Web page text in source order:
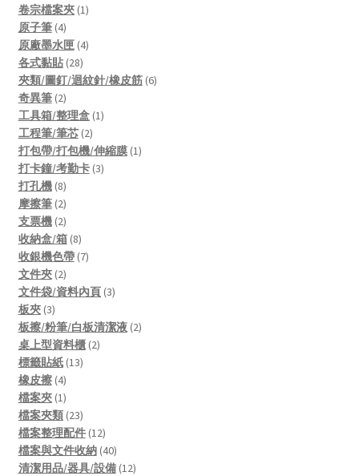
卷宗檔案夾 11
原子筆 44
products
原廠墨水匣 44
各式黏貼 2828
products
夾類/圖釘/迴紋針/橡皮筋 66
奇異筆 22
products
工具箱/整理盒 11
工程筆/筆芯 22
products
打包帶/打包機/伸縮膜 11
打卡鐘/考勤卡 33
打孔機 88
products
摩擦筆 22
products
支票機 22
products
收納盒/箱 88
products
收銀機色帶 77
文件夾 22
products
文件袋/資料內頁 33
板夾 33
products
板擦/粉筆/白板清潔液 22
桌上型資料櫃 22
標籤貼紙 1313
橡皮擦 44
products
檔案夾 11
product
檔案夾類 2323
products
檔案整理配件 1212
products
檔案與文件收納 4040
products
清潔用品/器具/設備 1212